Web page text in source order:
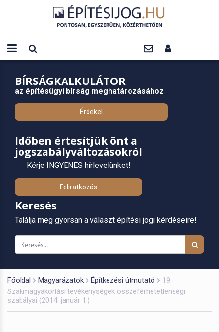
BÍRSÁGKALKULÁTOR
az építésügyi bírság meghatározásához
Érdekel
Időben értesítjük önt a
jogszabályváltozásokról
Kérje INGYENES hírlevelünket!
Feliratkozás
Keresés
Találja meg gyorsan a választ építési jogi kérdéseire!
Főoldal Magyarázatok Építkezési útmutató
19.
Szakmagyakorlási tevékenységek összeférhetetlenségi
szabályai (2014. január 1.)